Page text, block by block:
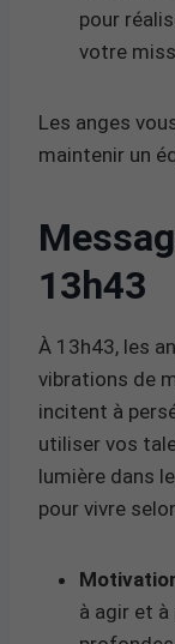
pour
votre
Les anges
maintenir un
13h43
À 13h43, les
vibrations de
incitent à
utiliser vos
lumière dans
pour vivre
à agir et